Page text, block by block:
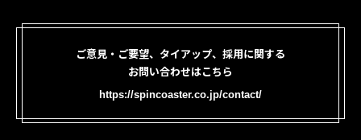
ご意見・ご要望、タイアップ、採用に関する
お問い合わせはこちら
https://spincoaster.co.jp/contact/